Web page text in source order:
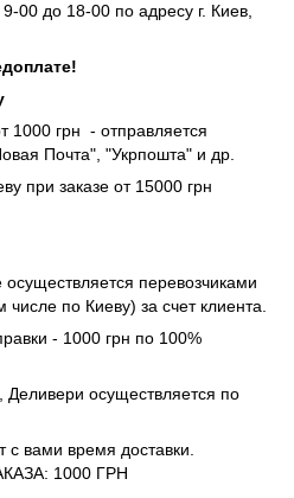
00 до 18-00 по адресу г. Киев,
1000 грн - отправляется
Почта", "Укрпошта" и др.
при заказе от 15000 грн
осуществляется перевозчиками
по Киеву) за счет клиента.
- 1000 грн по 100%
Деливери осуществляется по
вами время доставки.
1000 ГРН